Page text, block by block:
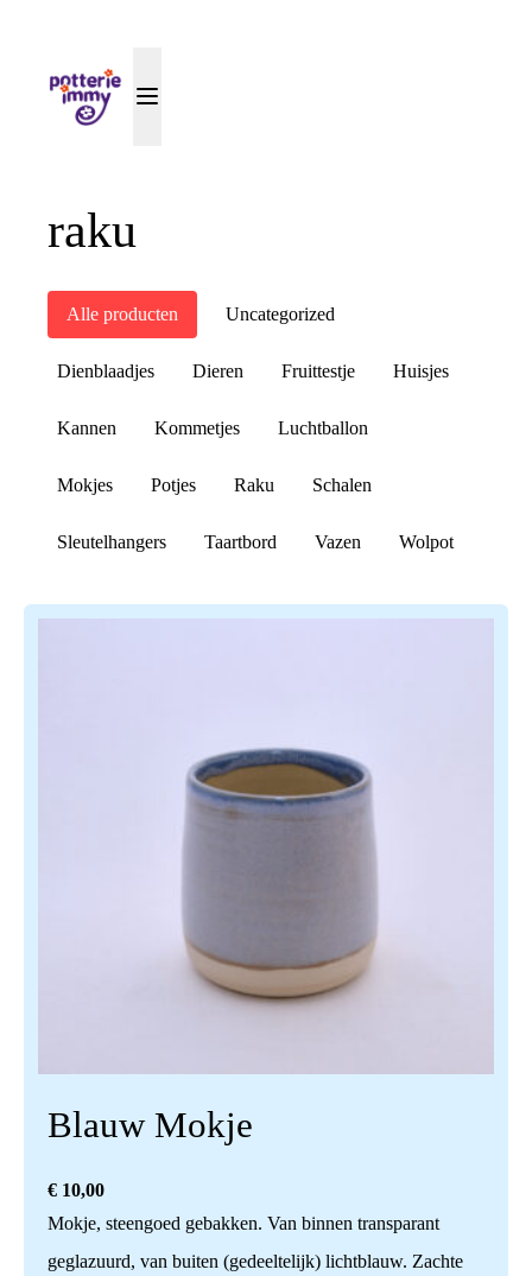
raku
Alle producten Uncategorized
Dienblaadjes Dieren Fruittestje Huisjes
Kannen Kommetjes Luchtballon
Mokjes Potjes Raku Schalen
Sleutelhangers Taartbord Vazen Wolpot
Blauw Mokje
€ 10,00
Mokje, steengoed gebakken. Van binnen transparant
geglazuurd, van buiten (gedeeltelijk) lichtblauw. Zachte